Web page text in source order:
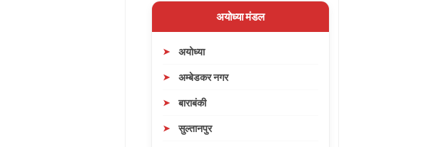
अयोध्या मंडल
अयोध्या
अम्बेडकर नगर
बाराबंकी
सुल्तानपुर